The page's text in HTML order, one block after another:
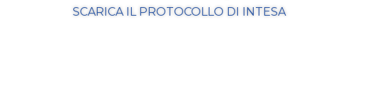
SCARICA IL PROTOCOLLO DI INTESA